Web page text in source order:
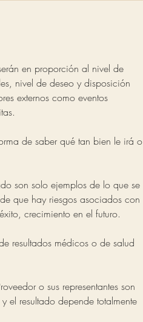
en proporción al nivel de
nivel de deseo y disposición
externos como eventos
de saber qué tan bien le irá o
son solo ejemplos de lo que se
que hay riesgos asociados con
crecimiento en el futuro.
resultados médicos o de salud
o sus representantes son
el resultado depende totalmente